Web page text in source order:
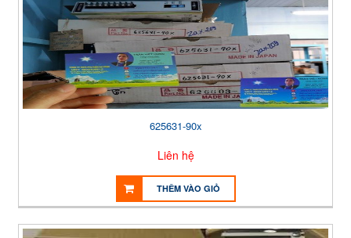
625631-90x
Liên hệ
THÊM VÀO GIỎ